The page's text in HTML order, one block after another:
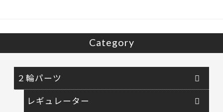
Category
２輪パーツ
レギュレーター